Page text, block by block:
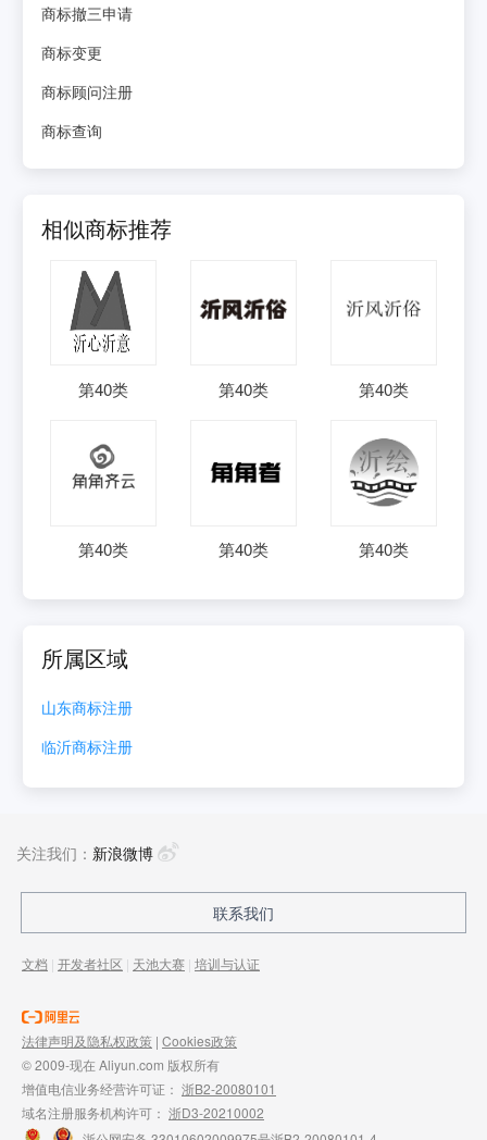
商标撤三申请
商标变更
商标顾问注册
商标查询
相似商标推荐
第40类 第40类 第40类
第40类 第40类 第40类
所属区域
山东商标注册
临沂商标注册